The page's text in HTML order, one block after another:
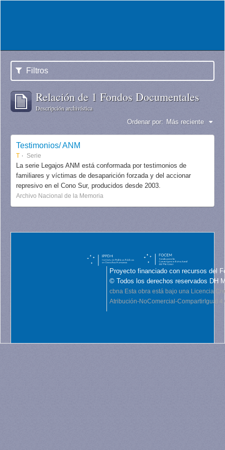
Filtros
Relación de 1 Fondos Documentales
Descripción archivística
Ordenar por: Más reciente
Testimonios/ ANM
T Serie
La serie Legajos ANM está conformada por testimonios de
familiares y víctimas de desaparición forzada y del accionar
represivo en el Cono Sur, producidos desde 2003.
Archivo Nacional de la Memoria
Proyecto financiado con recursos del
© Todos los derechos reservados DH
cbna Esta obra está bajo una Licencia
Atribución-NoComercial-CompartirIgual